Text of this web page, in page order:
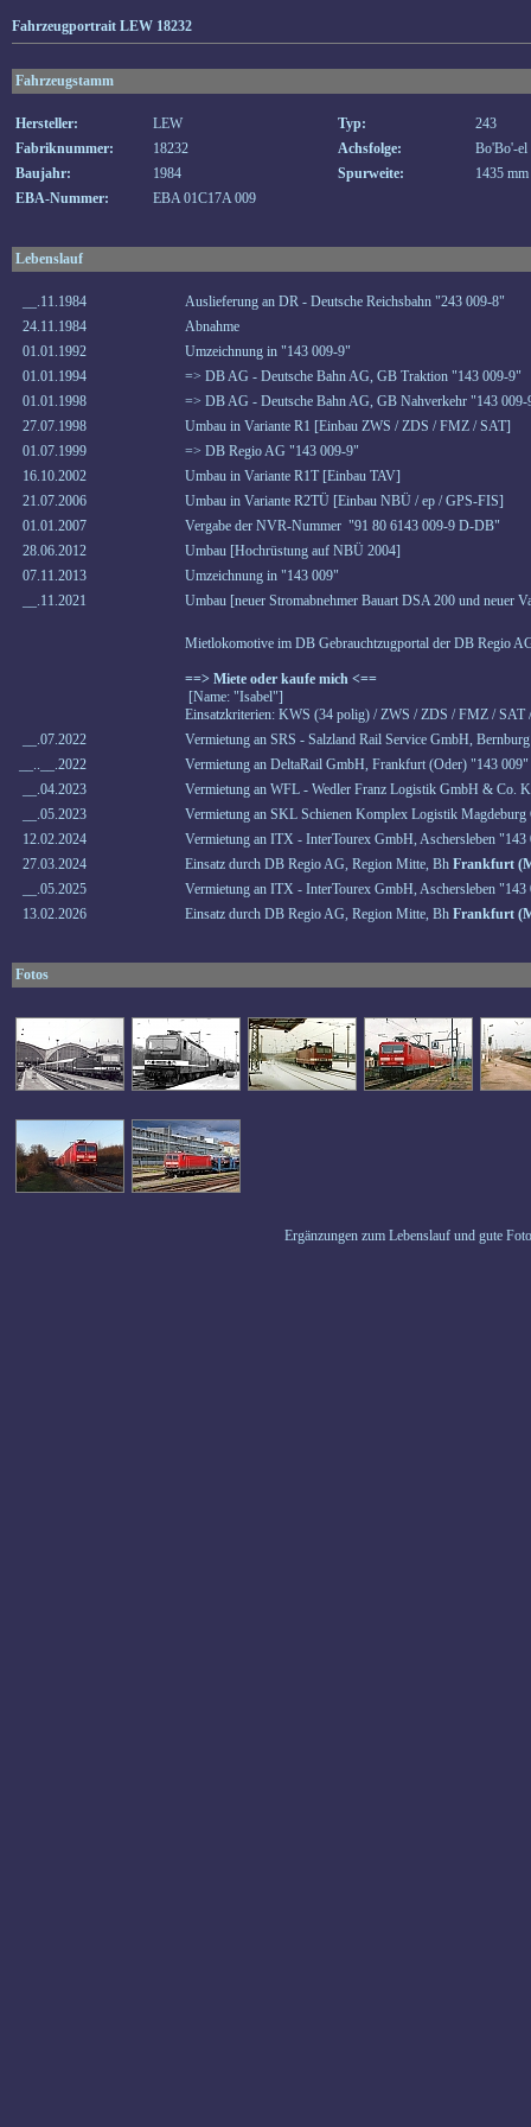
Fahrzeugportrait LEW 18232
Fahrzeugstamm
Hersteller: LEW Typ:
243
Fabriknummer:
18232 Achsfolge:
Bo'Bo'-el
Baujahr:
1984 Spurweite:
1435 mm
EBA-Nummer:
EBA 01C17A 009
Lebenslauf
__.11.1984
Auslieferung an DR - Deutsche Reichsbahn "243 009-8"
24.11.1984
Abnahme
01.01.1992
Umzeichnung in "143 009-9"
01.01.1994
=> DB AG - Deutsche Bahn AG, GB Traktion "143 009-9"
01.01.1998
=> DB AG - Deutsche Bahn AG, GB Nahverkehr "143 009-
27.07.1998
Umbau in Variante R1 [Einbau ZWS / ZDS / FMZ / SAT]
01.07.1999
=> DB Regio AG "143 009-9"
16.10.2002
Umbau in Variante R1T [Einbau TAV]
21.07.2006
Umbau in Variante R2TÜ [Einbau NBÜ / ep / GPS-FIS]
01.01.2007
Vergabe der NVR-Nummer "91 80 6143 009-9 D-DB"
28.06.2012
Umbau [Hochrüstung auf NBÜ 2004]
07.11.2013
Umzeichnung in "143 009"
__.11.2021
Umbau [neuer Stromabnehmer Bauart DSA 200 und neuer
Mietlokomotive im DB Gebrauchtzugportal der DB Regio
==> Miete oder kaufe mich <==
[Name: "Isabel"]
Einsatzkriterien: KWS (34 polig) / ZWS / ZDS / FMZ /
__.07.2022
Vermietung an SRS - Salzland Rail Service GmbH,
__..__.2022
Vermietung an DeltaRail GmbH, Frankfurt (Oder) "143
__.04.2023
Vermietung an WFL - Wedler Franz Logistik GmbH & Co.
__.05.2023
Vermietung an SKL Schienen Komplex Logistik
12.02.2024
Vermietung an ITX - InterTourex GmbH, Aschersleben
27.03.2024
Einsatz durch DB Regio AG, Region Mitte, Bh Frankfurt
__.05.2025
Vermietung an ITX - InterTourex GmbH, Aschersleben
13.02.2026
Einsatz durch DB Regio AG, Region Mitte, Bh Frankfurt
Fotos
Ergänzungen zum Lebenslauf und gute